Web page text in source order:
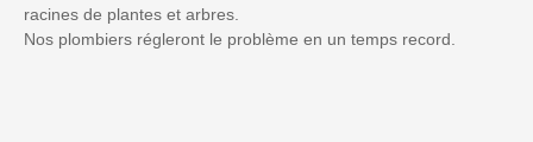
racines de plantes et arbres.
Nos plombiers régleront le problème en un temps record.